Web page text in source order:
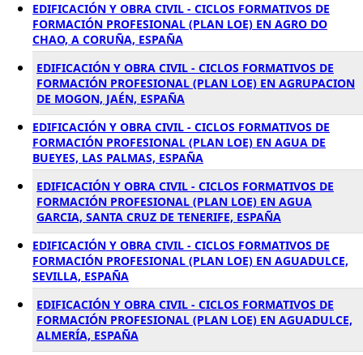
EDIFICACIÓN Y OBRA CIVIL - CICLOS FORMATIVOS DE
FORMACIÓN PROFESIONAL (PLAN LOE) EN AGRO DO
CHAO, A CORUÑA, ESPAÑA
EDIFICACIÓN Y OBRA CIVIL - CICLOS FORMATIVOS DE
FORMACIÓN PROFESIONAL (PLAN LOE) EN AGRUPACION
DE MOGON, JAÉN, ESPAÑA
EDIFICACIÓN Y OBRA CIVIL - CICLOS FORMATIVOS DE
FORMACIÓN PROFESIONAL (PLAN LOE) EN AGUA DE
BUEYES, LAS PALMAS, ESPAÑA
EDIFICACIÓN Y OBRA CIVIL - CICLOS FORMATIVOS DE
FORMACIÓN PROFESIONAL (PLAN LOE) EN AGUA
GARCIA, SANTA CRUZ DE TENERIFE, ESPAÑA
EDIFICACIÓN Y OBRA CIVIL - CICLOS FORMATIVOS DE
FORMACIÓN PROFESIONAL (PLAN LOE) EN AGUADULCE,
SEVILLA, ESPAÑA
EDIFICACIÓN Y OBRA CIVIL - CICLOS FORMATIVOS DE
FORMACIÓN PROFESIONAL (PLAN LOE) EN AGUADULCE,
ALMERÍA, ESPAÑA